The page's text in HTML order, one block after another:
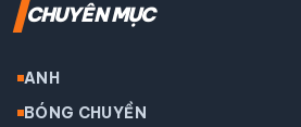
CHUYÊN MỤC
ANH
BÓNG CHUYỀN